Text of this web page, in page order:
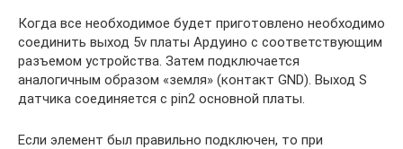
Когда все необходимое будет приготовлено необходимо
соединить выход 5v платы Ардуино с соответствующим
разъемом устройства. Затем подключается
аналогичным образом «земля» (контакт GND). Выход S
датчика соединяется с pin2 основной платы.
Если элемент был правильно подключен, то при